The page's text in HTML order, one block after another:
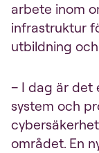
arbete inom
infrastruktur
utbildning
– I dag är det
system och
området. En